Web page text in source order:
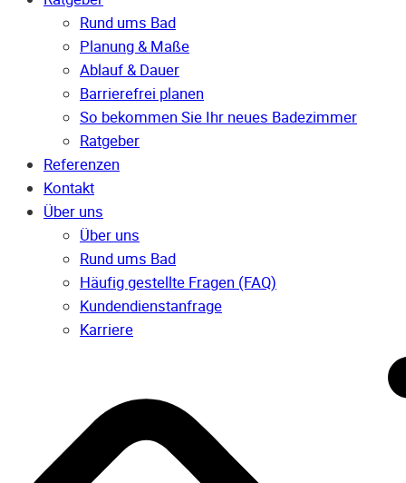
Rund ums Bad
Planung & Maße
Ablauf & Dauer
Barrierefrei planen
So bekommen Sie Ihr neues Badezimmer
Ratgeber
Referenzen
Kontakt
Über uns
Über uns
Rund ums Bad
Häufig gestellte Fragen (FAQ)
Kunden­dienst­anfrage
Karriere